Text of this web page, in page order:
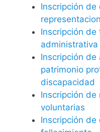
Inscripción
Inscripción
administrativa
Inscripción de
patrimonio
discapacidad
Inscripción
voluntarias
Inscripción